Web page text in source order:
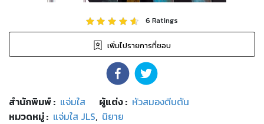
6 Ratings
เพิ่มไปรายการที่ชอบ
สำนักพิมพ์: แจ่มใส ผู้แต่ง : หัวสมองตีบตัน
หมวดหมู่: แจ่มใส JLS, นิยาย